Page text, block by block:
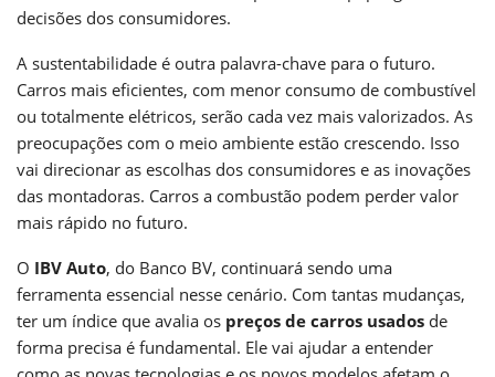
decisões dos consumidores.
A sustentabilidade é outra palavra-chave para o futuro.
Carros mais eficientes, com menor consumo de combustível
ou totalmente elétricos, serão cada vez mais valorizados. As
preocupações com o meio ambiente estão crescendo. Isso
vai direcionar as escolhas dos consumidores e as inovações
das montadoras. Carros a combustão podem perder valor
mais rápido no futuro.
O IBV Auto, do Banco BV, continuará sendo uma
ferramenta essencial nesse cenário. Com tantas mudanças,
ter um índice que avalia os preços de carros usados de
forma precisa é fundamental. Ele vai ajudar a entender